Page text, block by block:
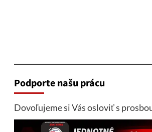
Podporte našu prácu
Dovoľujeme si Vás osloviť s